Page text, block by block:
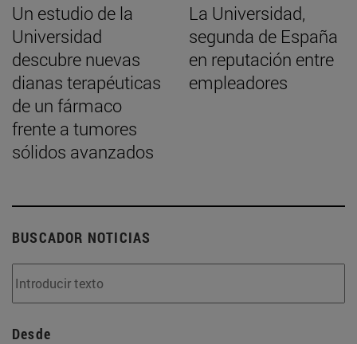
Un estudio de la
Universidad
descubre nuevas
dianas terapéuticas
de un fármaco
frente a tumores
sólidos avanzados
La Universidad,
segunda de España
en reputación entre
empleadores
BUSCADOR NOTICIAS
Desde